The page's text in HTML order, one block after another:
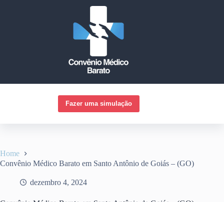
Fazer uma simulação
Home
Convênio Médico Barato em Santo Antônio de Goiás – (GO)
dezembro 4, 2024